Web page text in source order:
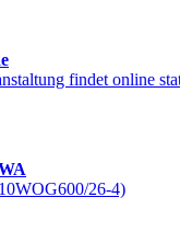
findet online
26-4)